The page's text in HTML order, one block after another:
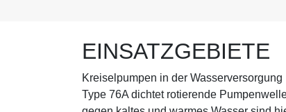
EINSATZGEBIETE
Kreiselpumpen in der Wasserversorgung
Type 76A dichtet rotierende